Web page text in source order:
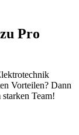
Pro
Vorteilen? Dann
Team!